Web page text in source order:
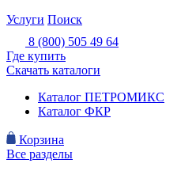
Услуги Поиск
8 (800) 505 49 64
Где купить
Скачать каталоги
Каталог ПЕТРОМИКС
Каталог ФКР
Корзина
Все разделы